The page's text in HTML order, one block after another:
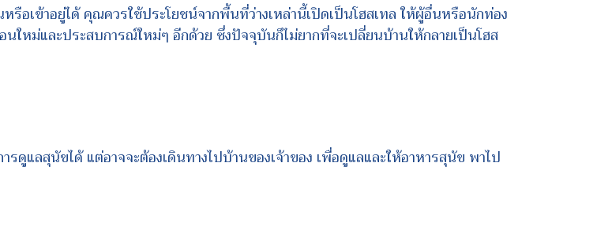
อเข้าอยู่ได้ คุณควรใช้ประโยชน์จากพื้นที่ว่างเหล่านี้เปิดเป็นโฮสเทล ให้ผู้อื่นหรือนักท่อง
นใหม่และประสบการณ์ใหม่ๆ อีกด้วย ซึ่งปัจจุบันก็ไม่ยากที่จะเปลี่ยนบ้านให้กลายเป็นโฮส
แลสุนัขได้ แต่อาจจะต้องเดินทางไปบ้านของเจ้าของ เพื่อดูแลและให้อาหารสุนัข พาไป